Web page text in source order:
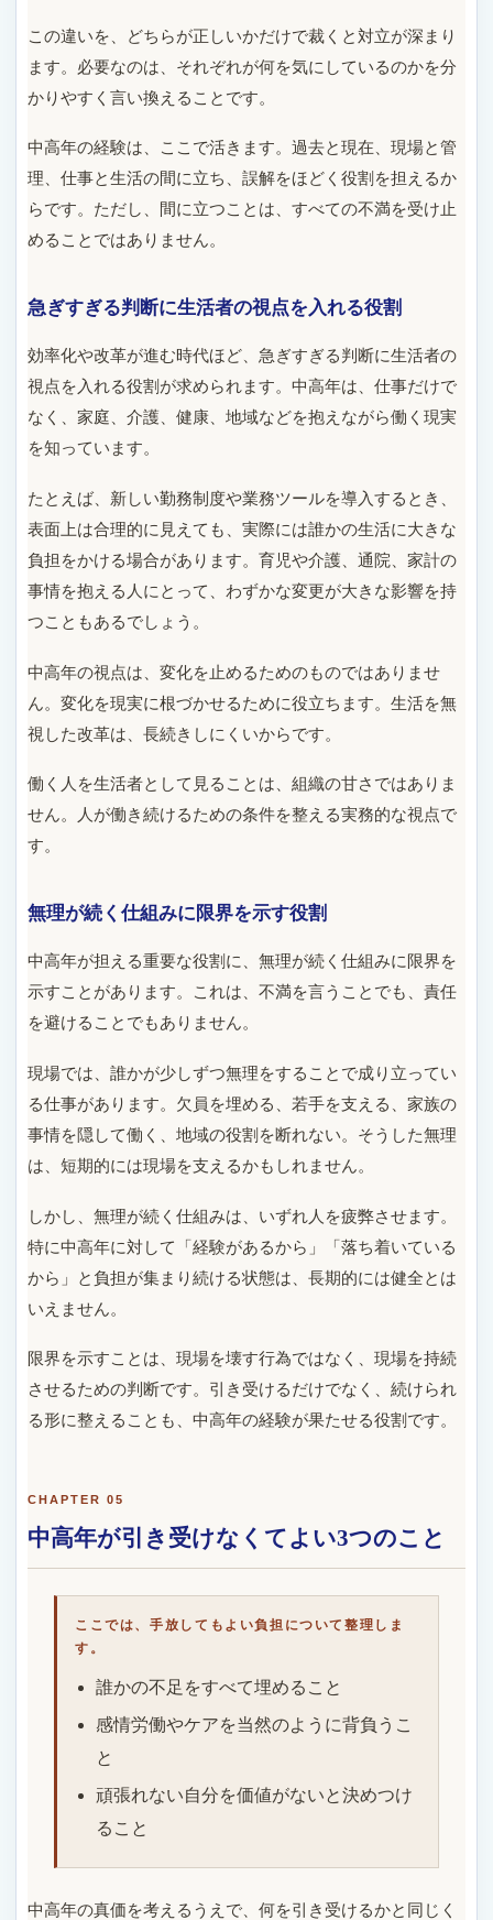
この違いを、どちらが正しいかだけで裁くと対立が深まり
ます。必要なのは、それぞれが何を気にしているのかを分
かりやすく言い換えることです。
中高年の経験は、ここで活きます。過去と現在、現場と管
理、仕事と生活の間に立ち、誤解をほどく役割を担えるか
らです。ただし、間に立つことは、すべての不満を受け止
めることではありません。
急ぎすぎる判断に生活者の視点を入れる役割
効率化や改革が進む時代ほど、急ぎすぎる判断に生活者の
視点を入れる役割が求められます。中高年は、仕事だけで
なく、家庭、介護、健康、地域などを抱えながら働く現実
を知っています。
たとえば、新しい勤務制度や業務ツールを導入するとき、
表面上は合理的に見えても、実際には誰かの生活に大きな
負担をかける場合があります。育児や介護、通院、家計の
事情を抱える人にとって、わずかな変更が大きな影響を持
つこともあるでしょう。
中高年の視点は、変化を止めるためのものではありませ
ん。変化を現実に根づかせるために役立ちます。生活を無
視した改革は、長続きしにくいからです。
働く人を生活者として見ることは、組織の甘さではありま
せん。人が働き続けるための条件を整える実務的な視点で
す。
無理が続く仕組みに限界を示す役割
中高年が担える重要な役割に、無理が続く仕組みに限界を
示すことがあります。これは、不満を言うことでも、責任
を避けることでもありません。
現場では、誰かが少しずつ無理をすることで成り立ってい
る仕事があります。欠員を埋める、若手を支える、家族の
事情を隠して働く、地域の役割を断れない。そうした無理
は、短期的には現場を支えるかもしれません。
しかし、無理が続く仕組みは、いずれ人を疲弊させます。
特に中高年に対して「経験があるから」「落ち着いている
から」と負担が集まり続ける状態は、長期的には健全とは
いえません。
限界を示すことは、現場を壊す行為ではなく、現場を持続
させるための判断です。引き受けるだけでなく、続けられ
る形に整えることも、中高年の経験が果たせる役割です。
CHAPTER 05
中高年が引き受けなくてよい3つのこと
ここでは、手放してもよい負担について整理しま
す。
誰かの不足をすべて埋めること
感情労働やケアを当然のように背負うこ
と
頑張れない自分を価値がないと決めつけ
ること
中高年の真価を考えるうえで、何を引き受けるかと同じく